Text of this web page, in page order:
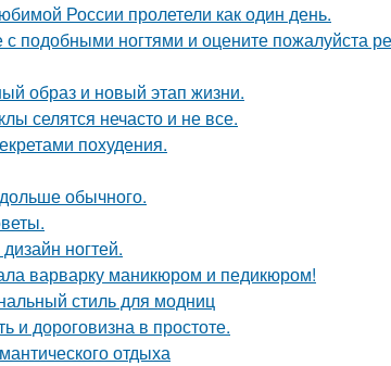
России пролетели как один день.
подобными ногтями и оцените пожалуйста
образ и новый этап жизни.
селятся нечасто и не все.
похудения.
обычного.
ногтей.
варварку маникюром и педикюром!
стиль для модниц
и дороговизна в простоте.
отдыха